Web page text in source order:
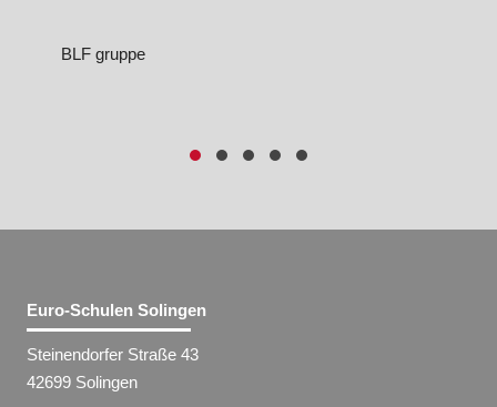
BLF gruppe
Euro-Schulen Solingen
Steinendorfer Straße 43
42699 Solingen